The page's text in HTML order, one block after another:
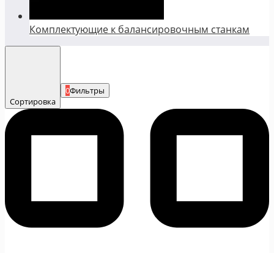
Комплектующие к балансировочным станкам
Сортировка
0Фильтры